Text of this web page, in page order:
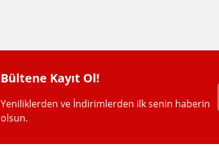
Bültene Kayıt Ol!
Yeniliklerden ve İndirimlerden ilk senin haberin
olsun.